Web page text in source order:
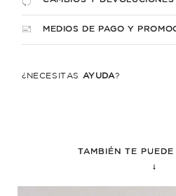
MEDIOS DE PAGO Y
¿NECESITÁS AYUDA?
TAMBIÉN TE PUEDE
↓